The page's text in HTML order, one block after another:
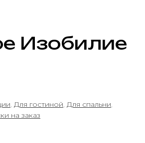
Изобилие
, Для гостиной, Для спальни,
на заказ